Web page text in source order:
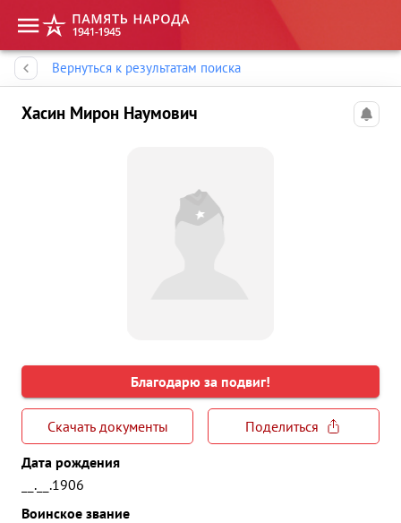
Вернуться к результатам поиска
Хасин Мирон Наумович
Благодарю за подвиг!
Скачать документы
Поделиться
Дата рождения
__.__.1906
Воинское звание
Память народа